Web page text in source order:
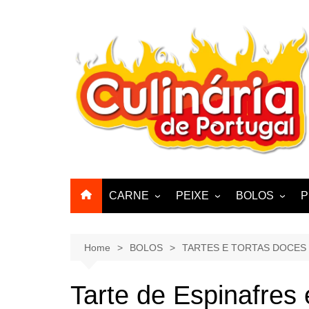
CARNE
FRANGO, PERÚ, PATO
PEIXE
POLVO, LULAS, CHOCO
BOLOS
BISCOITOS
PASTEIS,
CUPCAKES
Home BOLOS TARTES E TORTAS DOCES
Tarte de Espinafres